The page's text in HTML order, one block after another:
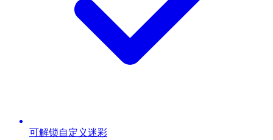
可解锁自定义迷彩